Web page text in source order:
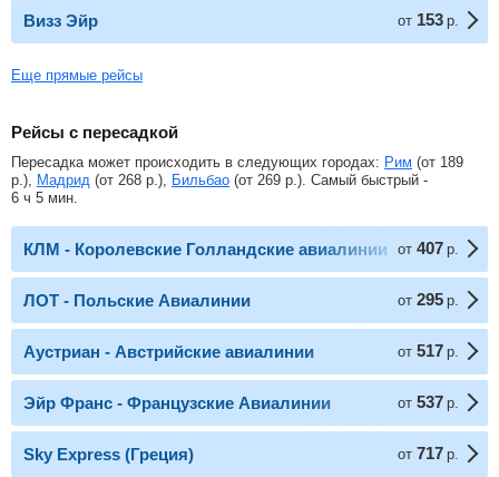
Визз Эйр от 153 р.
Еще прямые рейсы
Рейсы с пересадкой
Пересадка может происходить в следующих городах: Рим (от 189
р. ), Мадрид (от 268 р. ), Бильбао (от 269 р. ). Самый быстрый -
6 ч 5 мин.
КЛМ - Королевские Голландские авиалинии от 407 р.
ЛОТ - Польские Авиалинии от 295 р.
Аустриан - Австрийские авиалинии от 517 р.
Эйр Франс - Французские Авиалинии от 537 р.
Sky Express (Греция) от 717 р.